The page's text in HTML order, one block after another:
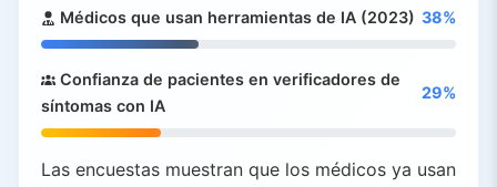
Médicos que usan herramientas de IA (2023) 38%
Confianza de pacientes en verificadores de
síntomas con IA
29%
Las encuestas muestran que los médicos ya usan